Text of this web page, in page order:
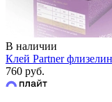
В наличии
Клей Partner
760 руб.